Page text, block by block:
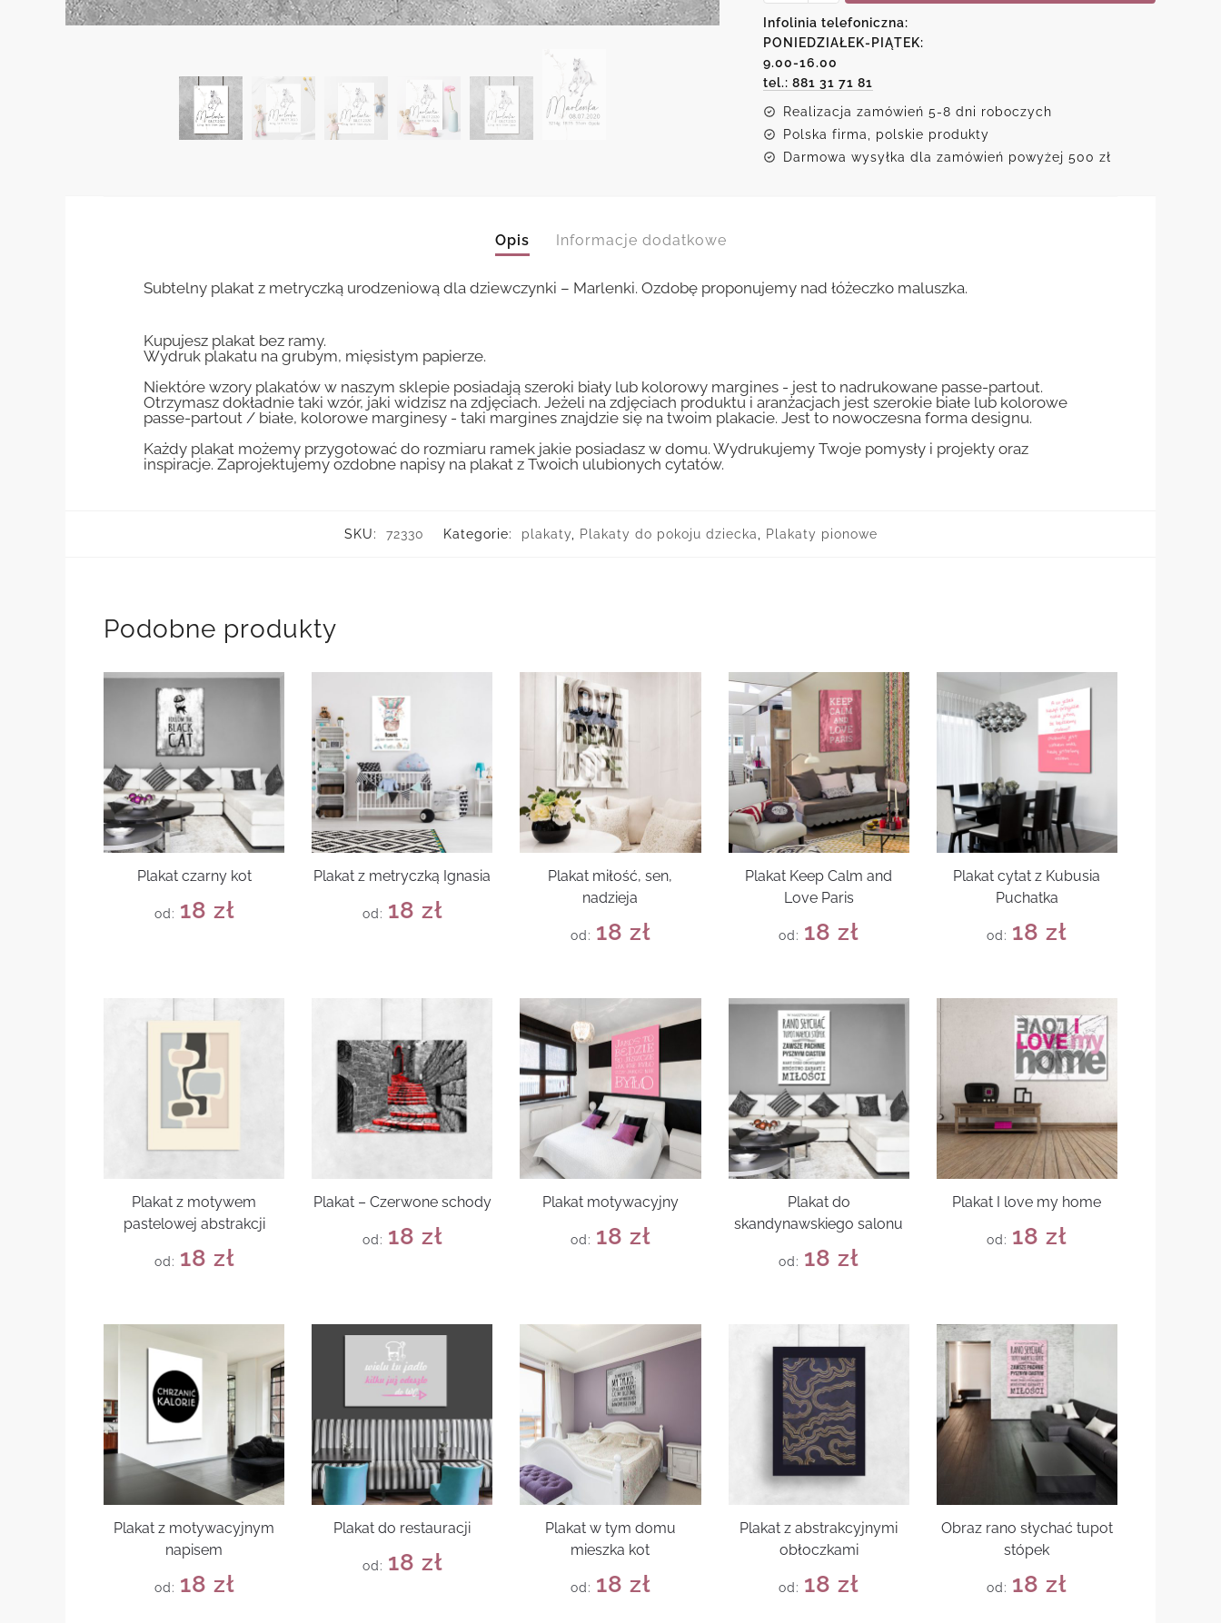
konikiem
i
metryczką
Marlenki
Infolinia telefoniczna:
PONIEDZIAŁEK-PIĄTEK:
9.00-16.00
tel.: 881 31 71 81
Realizacja zamówień 5-8 dni roboczych
Polska firma, polskie produkty
Darmowa wysyłka dla zamówień powyżej 500 zł
Opis Informacje dodatkowe
Subtelny plakat z metryczką urodzeniową dla dziewczynki – Marlenki. Ozdobę proponujemy nad łóżeczko maluszka.
Kupujesz plakat bez ramy.
Wydruk plakatu na grubym, mięsistym papierze.
Niektóre wzory plakatów w naszym sklepie posiadają szeroki biały lub kolorowy margines - jest to nadrukowane passe-partout.
Otrzymasz dokładnie taki wzór, jaki widzisz na zdjęciach. Jeżeli na zdjęciach produktu i aranżacjach jest szerokie białe lub kolorowe
passe-partout / białe, kolorowe marginesy - taki margines znajdzie się na twoim plakacie. Jest to nowoczesna forma designu.
Każdy plakat możemy przygotować do rozmiaru ramek jakie posiadasz w domu. Wydrukujemy Twoje pomysły i projekty oraz
inspiracje. Zaprojektujemy ozdobne napisy na plakat z Twoich ulubionych cytatów.
SKU: 72330 Kategorie: plakaty Plakaty do pokoju dziecka Plakaty pionowe
Podobne produkty
Plakat czarny kot
od: 18 zł
Plakat z metryczką Ignasia
od: 18 zł
Plakat miłość, sen,
nadzieja
od: 18 zł
Plakat Keep Calm and
Love Paris
od: 18zł
Plakat cytat z Kubusia
Puchatka
od: 18zł
Plakat z motywem
pastelowej abstrakcji
od: 18 zł
Plakat – Czerwone schody
od: 18 zł
Plakat motywacyjny
od: 18 zł
Plakat do
skandynawskiego salonu
od: 18zł
Plakat I love my home
od: 18zł
Plakat z motywacyjnym
napisem
od: 18 zł
Plakat do restauracji
od: 18 zł
Plakat w tym domu
mieszka kot
od: 18 zł
Plakat z abstrakcyjnymi
obłoczkami
od: 18zł
Obraz rano słychać tupot
stópek
od: 18zł